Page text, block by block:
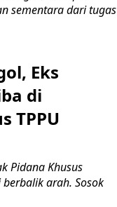
sementara dari tugas
Eks
di
TPPU
Pidana Khusus
berbalik arah. Sosok